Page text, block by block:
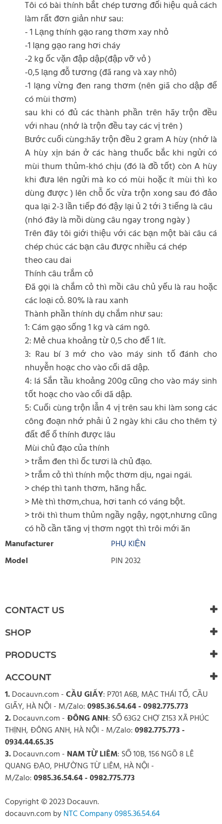
Tôi có bài thính bắt chép tương đối hiệu quả cách
làm rất đơn giản như sau:
- 1 Lạng thính gạo rang thơm xay nhỏ
-1 lạng gạo rang hơi cháy
-2 kg ốc vặn đập dập(đập vỡ vỏ )
-0,5 lạng đỗ tương (đã rang và xay nhỏ)
-1 lạng vừng đen rang thơm (nên giã cho dập để
có mùi thơm)
sau khi có đủ các thành phần trên hãy trộn đều
với nhau (nhớ là trộn đều tay các vị trên )
Bước cuối cùng:hãy trộn đều 2 gram A hùy (nhớ là
A hùy xịn bán ở các hàng thuốc bắc khi ngửi có
mùi thum thủm-khó chịu (đó là đồ tốt) còn A hùy
khi đưa lên ngửi mà ko có mùi hoặc ít mùi thì ko
dùng được ) lên chỗ ốc vừa trộn xong sau đó đảo
qua lại 2-3 lần tiếp đó đậy lại ủ 2 tới 3 tiếng là câu
(nhó đây là mồi dùng câu ngay trong ngày )
Trên đây tôi giới thiệu với các bạn một bài câu cá
chép chúc các bạn câu được nhiều cá chép
theo cau dai
Thính câu trắm cỏ
Đã gọi là chắm cỏ thì mồi câu chủ yếu là rau hoặc
các loại cỏ. 80% là rau xanh
Thành phần thính dụ chắm như sau:
1: Cám gạo sống 1 kg và cám ngô.
2: Mẻ chua khoảng từ 0,5 cho đế 1 lít.
3: Rau bí 3 mớ cho vào máy sinh tố đánh cho
nhuyễn hoạc cho vào cối dã dập.
4: lá Sắn tầu khoảng 200g cũng cho vào máy sinh
tốt hoạc cho vào cối dã dập.
5: Cuối cùng trộn lẫn 4 vị trên sau khi làm song các
công đoạn nhớ phải ủ 2 ngày khi câu cho thêm tý
đất để ổ thính được lâu
Mùi chủ đạo của thính
> trắm đen thì ốc tươi là chủ đạo.
> trắm cỏ thì thính mộc thơm dịu, ngai ngái.
> chép thì tanh thơm, hăng hắc.
> Mè thì thơm,chua, hơi tanh có váng bột.
> trôi thì thum thủm ngầy ngậy, ngọt,nhưng cũng
có hồ cần tăng vị thơm ngọt thì trôi mới ăn
Manufacturer
PHỤ KIỆN
Model
PIN 2032
There are currently no product reviews. Be the first who write
review
CONTACT US
SHOP
PRODUCTS
ACCOUNT
1.Docauvn.com -CẦU GIẤY: P701 A6B, MẠC THÁI TỔ, CẦU
GIẤY, HÀ NỘI - M/Zalo:0985.36.54.64 - 0982.775.773
2.Docauvn.com - ĐÔNG ANH: SỐ 63G2 CHỢ Z153 XÃ PHÚC
THỊNH, ĐÔNG ANH, HÀ NỘI - M/Zalo:0982.775.773 -
0934.44.65.35
3.Docauvn.com - NAM TỪ LIÊM: SỐ 10B, 156 NGÕ 8 LÊ
QUANG ĐẠO, PHƯỜNG TỪ LIÊM, HÀ NỘI -
M/Zalo:0985.36.54.64 - 0982.775.773
Copyright © 2023 Docauvn.
docauvn.com byNTC Company 0985.36.54.64